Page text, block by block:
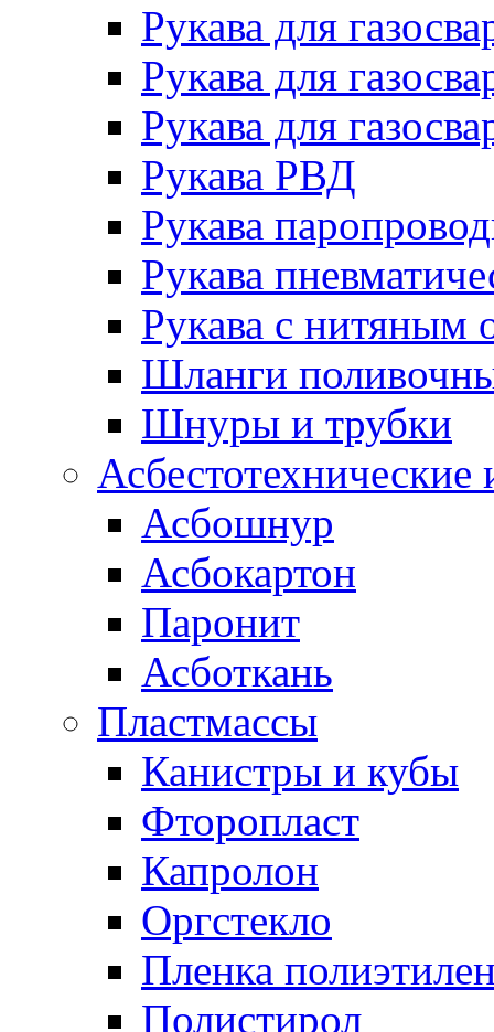
Рукава для
Рукава для
Рукава для
Рукава РВД
Рукава
Рукава
Рукава с нитяным
Шланги
Шнуры и трубки
Асбестотехнические
Асбошнур
Асбокартон
Паронит
Асботкань
Пластмассы
Канистры и кубы
Фторопласт
Капролон
Оргстекло
Пленка
Полистирол